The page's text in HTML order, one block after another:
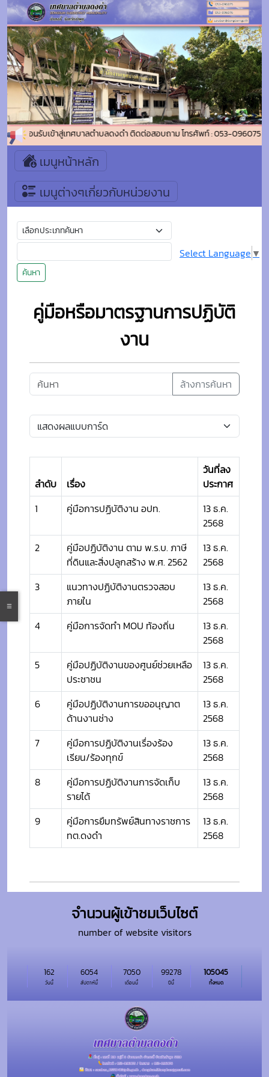
ยินดีต้อนรับเข้าสู่เทศบาลตำบลดงดำ ติดต่อสอบถาม โทรศัพท์ : 053-096075 โ
เมนูหน้าหลัก
เมนูต่างๆเกี่ยวกับหน่วยงาน
ค้นหา
Select Language ▼
คู่มือหรือมาตรฐานการปฏิบัติ
งาน
ล้างการค้นหา
ลำดับ เรื่อง
วันที่ลง
ประกาศ
1
คู่มือการปฏิบัติงาน อปท.
13 ธ.ค.
2568
2
คู่มือปฏิบัติงาน ตาม พ.ร.บ. ภาษี
ที่ดินและสิ่งปลูกสร้าง พ.ศ. 2562
13 ธ.ค.
2568
3
แนวทางปฏิบัติงานตรวจสอบ
ภายใน
13 ธ.ค.
2568
4
คู่มือการจัดทำ MOU ท้องถิ่น
13 ธ.ค.
2568
5
คู่มือปฏิบัติงานของศูนย์ช่วยเหลือ
ประชาชน
13 ธ.ค.
2568
6
คู่มือปฏิบัติงานการขออนุญาต
ด้านงานช่าง
13 ธ.ค.
2568
7
คู่มือการปฏิบัติงานเรื่องร้อง
เรียน/ร้องทุกข์
13 ธ.ค.
2568
8
คู่มือการปฏิบัติงานการจัดเก็บ
รายได้
13 ธ.ค.
2568
9
คู่มือการยืมทรัพย์สินทางราชการ
ทต.ดงดำ
13 ธ.ค.
2568
จำนวนผู้เข้าชมเว็บไซต์
number of website visitors
วันนี้
162
สัปดาห์นี้
6054
เดือนนี้
7050
ปีนี้
99278
ทั้งหมด
105045